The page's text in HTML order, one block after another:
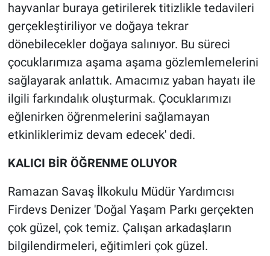
hayvanlar buraya getirilerek titizlikle tedavileri
gerçekleştiriliyor ve doğaya tekrar
dönebilecekler doğaya salınıyor. Bu süreci
çocuklarımıza aşama aşama gözlemlemelerini
sağlayarak anlattık. Amacımız yaban hayatı ile
ilgili farkındalık oluşturmak. Çocuklarımızı
eğlenirken öğrenmelerini sağlamayan
etkinliklerimiz devam edecek' dedi.
KALICI BİR ÖĞRENME OLUYOR
Ramazan Savaş İlkokulu Müdür Yardımcısı
Firdevs Denizer 'Doğal Yaşam Parkı gerçekten
çok güzel, çok temiz. Çalışan arkadaşların
bilgilendirmeleri, eğitimleri çok güzel.